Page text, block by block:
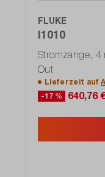
FLUKE
I1010
Stromzange,
Out
Lieferzeit auf
-17 %
640,76